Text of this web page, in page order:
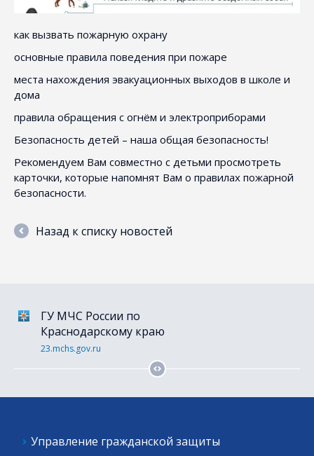
как вызвать пожарную охрану
основные правила поведения при пожаре
места нахождения эвакуационных выходов в школе и
дома
правила обращения с огнём и электроприборами
Безопасность детей – наша общая безопасность!
Рекомендуем Вам совместно с детьми просмотреть
карточки, которые напомнят Вам о правилах пожарной
безопасности.
Назад к списку новостей
ГУ МЧС России по
Краснодарскому краю
23.mchs.gov.ru
Управление гражданской защиты